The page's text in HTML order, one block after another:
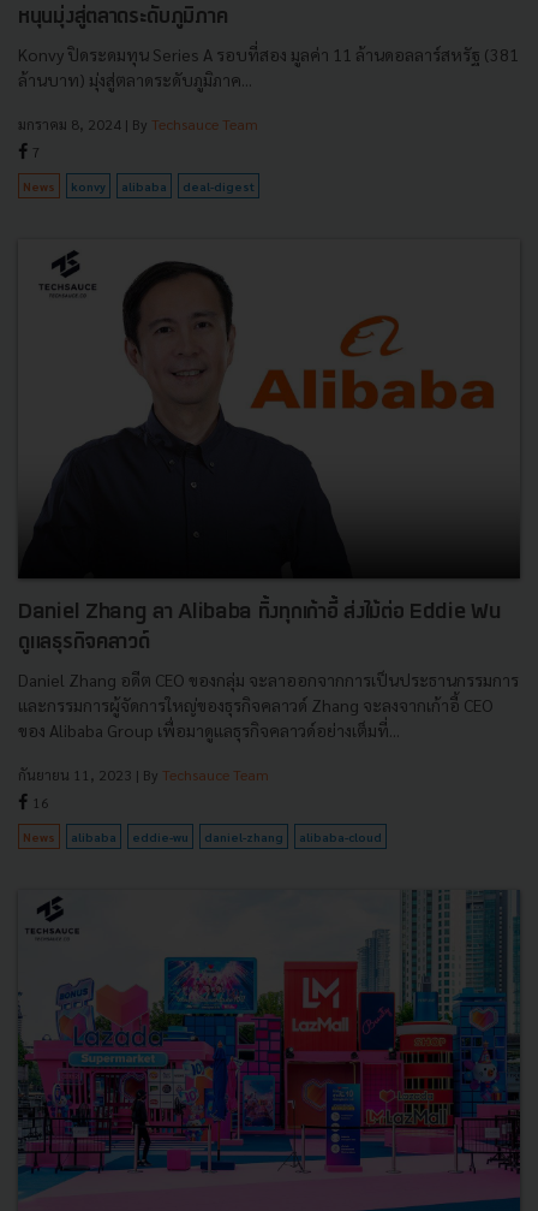
หนุนมุ่งสู่ตลาดระดับภูมิภาค
Konvy ปิดระดมทุน Series A รอบที่สอง มูลค่า 11 ล้านดอลลาร์สหรัฐ (381
ล้านบาท) มุ่งสู่ตลาดระดับภูมิภาค...
มกราคม 8, 2024 | By Techsauce Team
7
News konvy alibaba deal-digest
Daniel Zhang ลา Alibaba ทิ้งทุกเก้าอี้ ส่งไม้ต่อ Eddie Wu
ดูแลธุรกิจคลาวด์
Daniel Zhang อดีต CEO ของกลุ่ม จะลาออกจากการเป็นประธานกรรมการ
และกรรมการผู้จัดการใหญ่ของธุรกิจคลาวด์ Zhang จะลงจากเก้าอี้ CEO
ของ Alibaba Group เพื่อมาดูแลธุรกิจคลาวด์อย่างเต็มที่...
กันยายน 11, 2023 | By Techsauce Team
16
News alibaba eddie-wu daniel-zhang alibaba-cloud